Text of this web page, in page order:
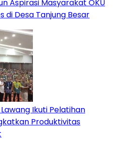
Aspirasi Masyarakat OKU
di Desa Tanjung Besar
Ikuti Pelatihan
Produktivitas